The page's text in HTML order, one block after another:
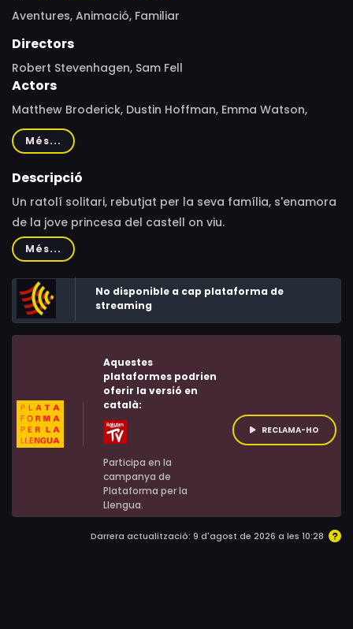
Aventures, Animació, Familiar
Directors
Robert Stevenhagen, Sam Fell
Actors
Matthew Broderick, Dustin Hoffman, Emma Watson,
Tracey Ullman, Kevin Kline, Sigourney Weaver, William H.
Macy, Stanley Tucci, Ciarán Hinds, Robbie Coltrane, Tony
Hale, Frances Conroy, Frank Langella, Richard Jenkins,
McNally Sagal, Sam Fell
Més...
Descripció
Un ratolí solitari, rebutjat per la seva família, s'enamora
de la jove princesa del castell on viu.
Més...
No disponible a cap plataforma de
streaming
Aquestes
plataformes podrien
oferir la versió en
català:
Participa en la
campanya de
Plataforma per la
Llengua.
RECLAMA-HO
Darrera actualització: 9 d'agost de 2026 a les 10:28